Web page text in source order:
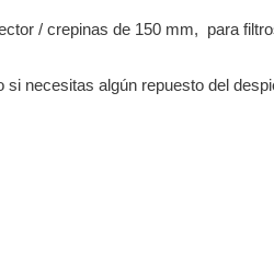
/ crepinas de 150 mm, para
si necesitas algún repuesto del